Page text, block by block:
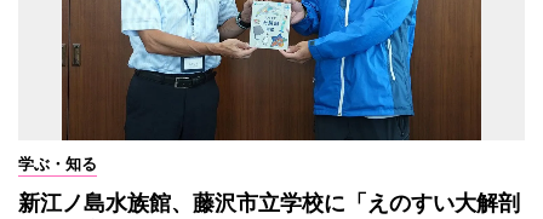
学ぶ・知る
新江ノ島水族館、藤沢市立学校に「えのすい大解剖